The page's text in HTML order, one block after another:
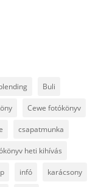
Buli
Cewe fotókönyv
csapatmunka
heti kihívás
infó karácsony